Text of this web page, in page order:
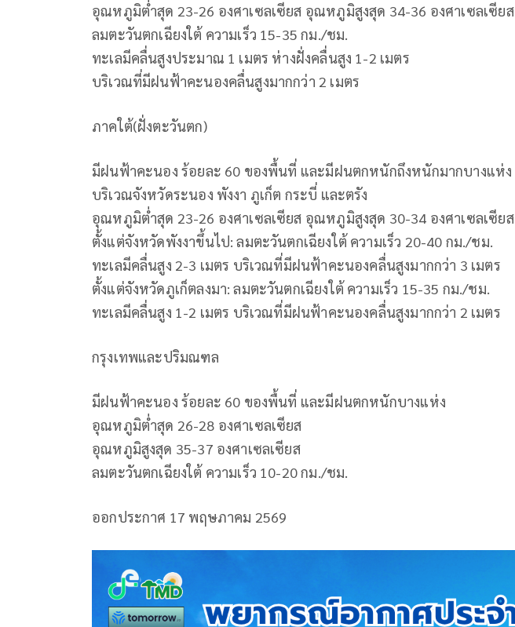
อุณหภูมิต่ำสุด 23-26 องศาเซลเซียส อุณหภูมิสูงสุด 34-36 องศาเซลเซียส
ลมตะวันตกเฉียงใต้ ความเร็ว 15-35 กม./ชม.
ทะเลมีคลื่นสูงประมาณ 1 เมตร ห่างฝั่งคลื่นสูง 1-2 เมตร
บริเวณที่มีฝนฟ้าคะนองคลื่นสูงมากกว่า 2 เมตร
ภาคใต้(ฝั่งตะวันตก)
มีฝนฟ้าคะนอง ร้อยละ 60 ของพื้นที่ และมีฝนตกหนักถึงหนักมากบางแห่ง
บริเวณจังหวัดระนอง พังงา ภูเก็ต กระบี่ และตรัง
อุณหภูมิต่ำสุด 23-26 องศาเซลเซียส อุณหภูมิสูงสุด 30-34 องศาเซลเซียส
ตั้งแต่จังหวัดพังงาขึ้นไป: ลมตะวันตกเฉียงใต้ ความเร็ว 20-40 กม./ชม.
ทะเลมีคลื่นสูง 2-3 เมตร บริเวณที่มีฝนฟ้าคะนองคลื่นสูงมากกว่า 3 เมตร
ตั้งแต่จังหวัดภูเก็ตลงมา: ลมตะวันตกเฉียงใต้ ความเร็ว 15-35 กม./ชม.
ทะเลมีคลื่นสูง 1-2 เมตร บริเวณที่มีฝนฟ้าคะนองคลื่นสูงมากกว่า 2 เมตร
กรุงเทพและปริมณฑล
มีฝนฟ้าคะนอง ร้อยละ 60 ของพื้นที่ และมีฝนตกหนักบางแห่ง
อุณหภูมิต่ำสุด 26-28 องศาเซลเซียส
อุณหภูมิสูงสุด 35-37 องศาเซลเซียส
ลมตะวันตกเฉียงใต้ ความเร็ว 10-20 กม./ชม.
ออกประกาศ 17 พฤษภาคม 2569